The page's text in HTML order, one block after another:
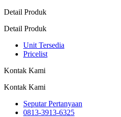
Detail Produk
Detail Produk
Unit Tersedia
Pricelist
Kontak Kami
Kontak Kami
Seputar Pertanyaan
0813-3913-6325